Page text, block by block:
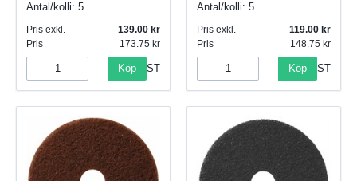
Antal/kolli: 5
Pris exkl.
139.00
Pris
173.75
Köp ST
Antal/kolli: 5
Pris exkl.
119.00
Pris
148.75
Köp ST